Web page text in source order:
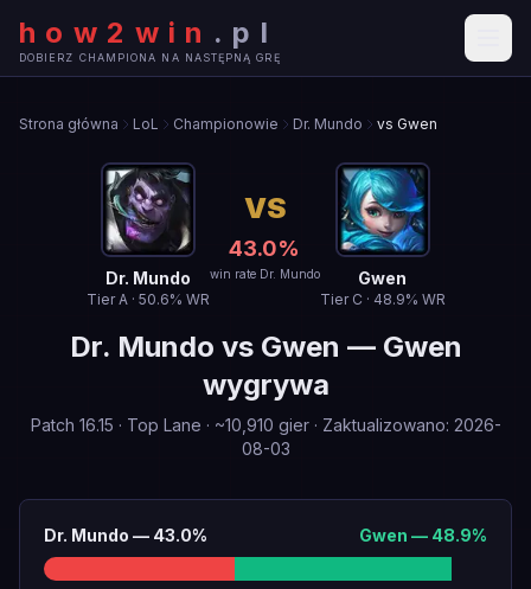
how2win . pl
DOBIERZ CHAMPIONA NA NASTĘPNĄ GRĘ
Strona główna LoL Championowie Dr. Mundo vs Gwen
Dr. Mundo
TierA· 50.6% WR
VS
43.0%
win rate Dr. Mundo Gwen
Tier C · 48.9% WR
Dr. Mundo vs Gwen — Gwen
wygrywa
Patch 16.15 · Top Lane · ~10,910 gier· Zaktualizowano: 2026-
08-03
Dr. Mundo — 43.0% Gwen — 48.9%